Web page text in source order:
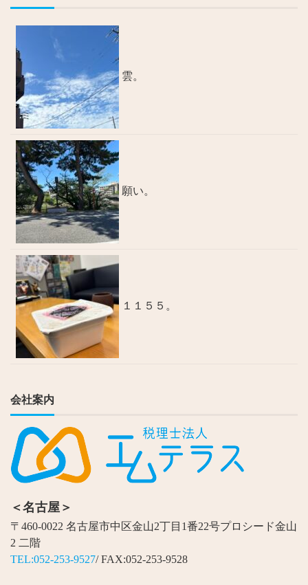
雲。
願い。
１１５５。
会社案内
＜名古屋＞
〒460-0022 名古屋市中区金山2丁目1番22号プロシード金山
2 二階
TEL:052-253-9527/ FAX:052-253-9528